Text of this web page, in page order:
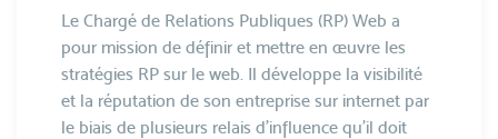
Le Chargé de Relations Publiques (RP) Web a
pour mission de définir et mettre en œuvre les
stratégies RP sur le web. Il développe la visibilité
et la réputation de son entreprise sur internet par
le biais de plusieurs relais d’influence qu'il doit